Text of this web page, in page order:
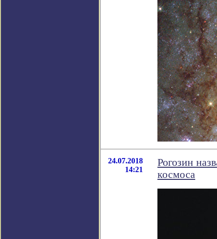
24.07.2018
14:21
Рогозин
космоса